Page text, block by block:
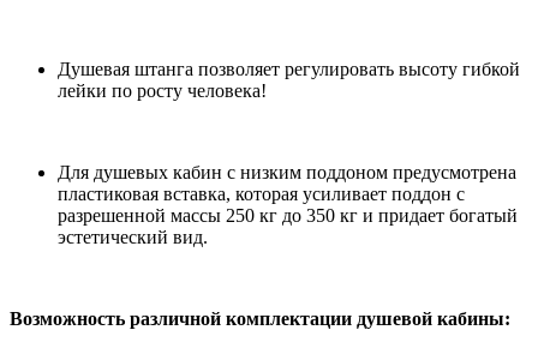
Душевая штанга позволяет регулировать высоту гибкой
лейки по росту человека!
Для душевых кабин с низким поддоном предусмотрена
пластиковая вставка, которая усиливает поддон с
разрешенной массы 250 кг до 350 кг и придает богатый
эстетический вид.
Возможность различной комплектации душевой кабины: